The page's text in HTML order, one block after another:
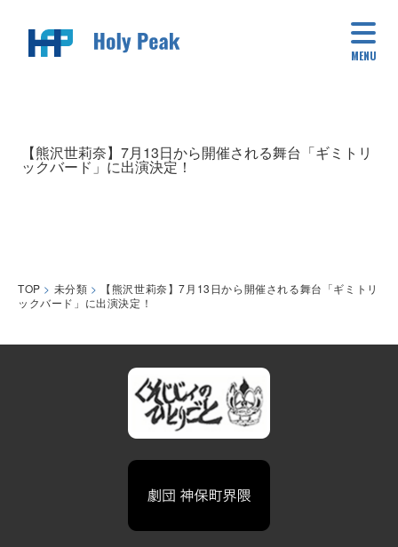
MENU
TOP > 未分類 >
【熊沢世莉奈】7月13日から開催される舞台「ギミトリ
ックバード」に出演決定！
【熊沢世莉奈】7月13日から開催される舞台「ギミトリ
ックバード」に出演決定！